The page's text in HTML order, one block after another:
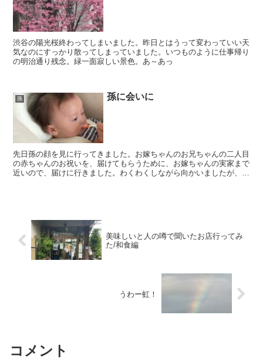
渋谷の陽光桜終わってしまいました。昨日とはうって変わっていい天
気なのにすっかり散ってしまっていました。いつものように仕事帰り
の明治通り残念。緑一面寂しい景色。あ～あっ
孫 孫に会いに
先日孫の顔を見に行ってきました。お嫁ちゃんのお兄ちゃんの二人目
の赤ちゃんのお祝いを、届けてもらうために、お嫁ちゃんの実家まで
近いので、届けに行きました。わくわくしながら向かいましたが、私
美味しいと人の噂で聞いたお店行ってみ
た/和食編
うわー虹！
コメント